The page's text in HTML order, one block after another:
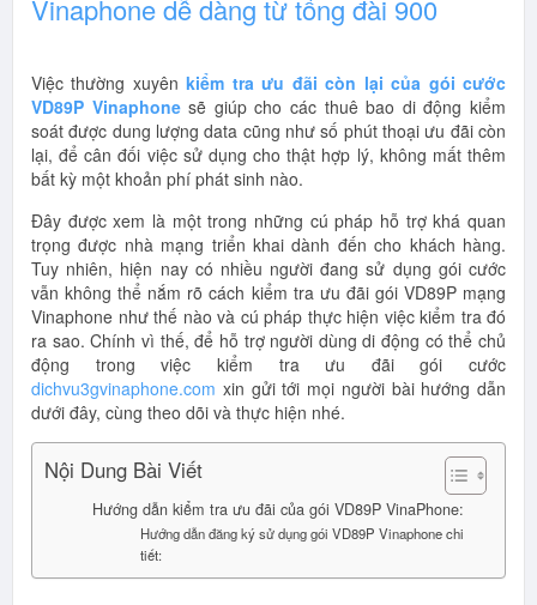
Vinaphone dễ dàng từ tổng đài 900
Việc thường xuyênkiểm tra ưu đãi còn lại của gói cước
VD89P Vinaphonesẽ giúp cho các thuê bao di động kiểm
soát được dung lượng data cũng như số phút thoại ưu đãi còn
lại, để cân đối việc sử dụng cho thật hợp lý, không mất thêm
bất kỳ một khoản phí phát sinh nào.
Đây được xem là một trong những cú pháp hỗ trợ khá quan
trọng được nhà mạng triển khai dành đến cho khách hàng.
Tuy nhiên, hiện nay có nhiều người đang sử dụng gói cước
vẫn không thể nắm rõ cách kiểm tra ưu đãi gói VD89P mạng
Vinaphone như thế nào và cú pháp thực hiện việc kiểm tra đó
ra sao. Chính vì thế, để hỗ trợ người dùng di động có thể chủ
động trong việc kiểm tra ưu đãi gói cước
dichvu3gvinaphone.com xin gửi tới mọi người bài hướng dẫn
dưới đây, cùng theo dõi và thực hiện nhé.
Nội Dung Bài Viết
Hướng dẫn kiểm tra ưu đãi của gói VD89P VinaPhone:
Hướng dẫn đăng ký sử dụng gói VD89P Vinaphone chi
tiết: